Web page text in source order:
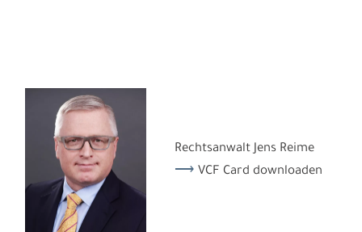
Rechtsanwalt Jens Reime
VCF Card downloaden